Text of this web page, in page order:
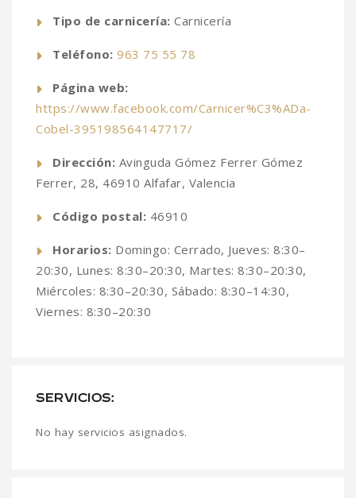
Tipo de carnicería: Carnicería
Teléfono: 963 75 55 78
Página web:
https://www.facebook.com/Carnicer%C3%ADa-
Cobel-395198564147717/
Dirección: Avinguda Gómez Ferrer Gómez
Ferrer, 28, 46910 Alfafar, Valencia
Código postal: 46910
Horarios: Domingo: Cerrado, Jueves: 8:30–
20:30, Lunes: 8:30–20:30, Martes: 8:30–20:30,
Miércoles: 8:30–20:30, Sábado: 8:30–14:30,
Viernes: 8:30–20:30
SERVICIOS:
No hay servicios asignados.